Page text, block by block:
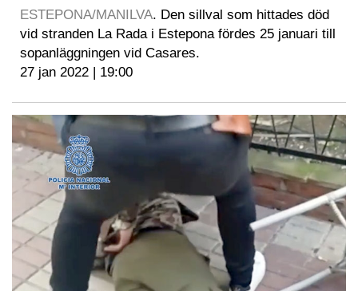
ESTEPONA/MANILVA. Den sillval som hittades död
vid stranden La Rada i Estepona fördes 25 januari till
sopanläggningen vid Casares.
27 jan 2022 | 19:00